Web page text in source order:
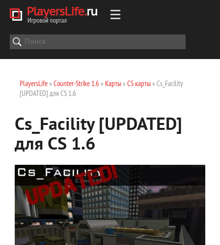
PlayersLife» Counter-Strike 1.6 » Карты» CS карты» Cs_Facility
[UPDATED] для CS 1.6
Cs_Facility [UPDATED]
для CS 1.6